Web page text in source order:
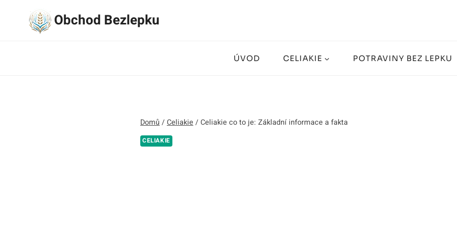
Obchod Bezlepku
ÚVOD CELIAKIE POTRAVINY BEZ LEPKU
Domů /Celiakie /Celiakie co to je: Základní informace a fakta
CELIAKIE